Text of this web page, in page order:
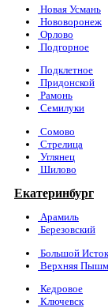
Новая Усмань
Нововоронеж
Орлово
Подгорное
Подклетное
Придонской
Рамонь
Семилуки
Сомово
Стрелица
Углянец
Шилово
Екатеринбург
Арамиль
Березовский
Большой Исток
Верхняя
Кедровое
Ключевск